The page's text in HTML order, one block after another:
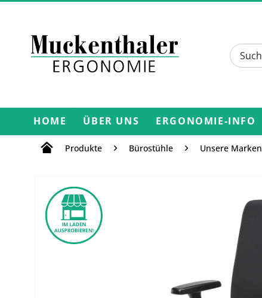
HOME ÜBER UNS ERGONOMIE-INFO
Produkte Bürostühle Unsere Marken